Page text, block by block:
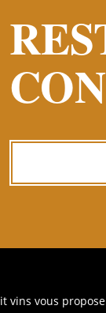
vins vous